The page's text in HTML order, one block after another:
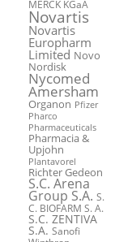
MERCK KGaA
Novartis
Novartis
Europharm
Limited Novo
Nordisk
Nycomed
Amersham
Organon Pfizer
Pharco
Pharmaceuticals
Pharmacia &
Upjohn
Plantavorel
Richter Gedeon
S.C. Arena
Group S.A. S.
C. BIOFARM S. A.
S.C. ZENTIVA
S.A. Sanofi